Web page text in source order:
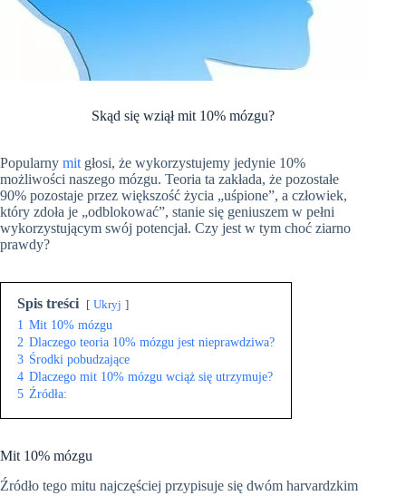
Skąd się wziął mit 10% mózgu?
Popularny mit głosi, że wykorzystujemy jedynie 10%
możliwości naszego mózgu. Teoria ta zakłada, że pozostałe
90% pozostaje przez większość życia „uśpione”, a człowiek,
który zdoła je „odblokować”, stanie się geniuszem w pełni
wykorzystującym swój potencjał. Czy jest w tym choć ziarno
prawdy?
Spis treści Ukryj
1 Mit 10% mózgu
2 Dlaczego teoria 10% mózgu jest nieprawdziwa?
3 Środki pobudzające
4 Dlaczego mit 10% mózgu wciąż się utrzymuje?
5 Źródła:
Mit 10% mózgu
Źródło tego mitu najczęściej przypisuje się dwóm harvardzkim